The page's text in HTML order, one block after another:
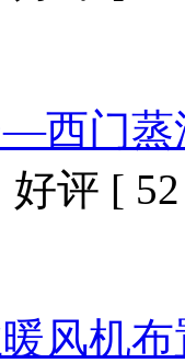
西门蒸
评 [
风机布